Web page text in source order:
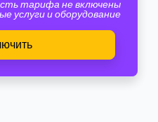
тарифа не включены
услуги и оборудование